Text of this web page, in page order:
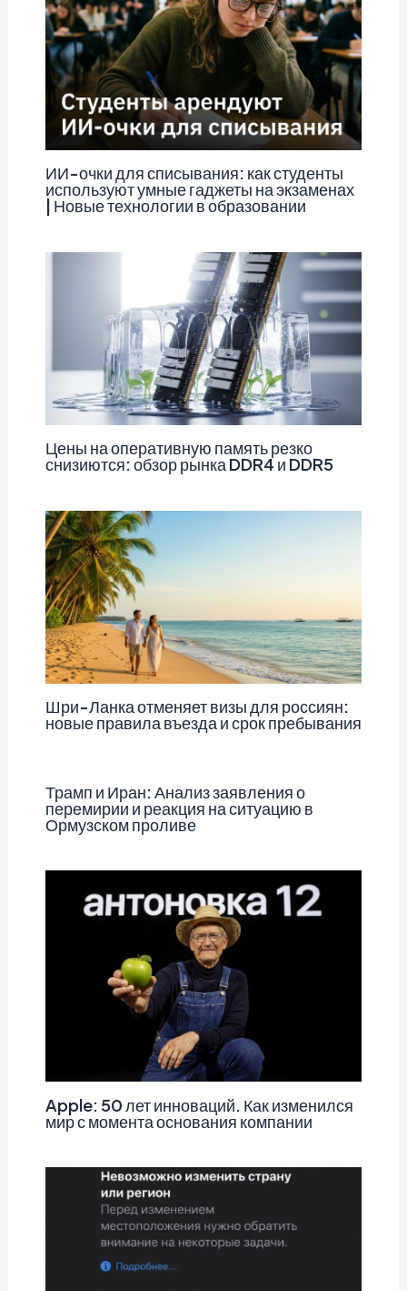
ИИ-очки для списывания: как студенты
используют умные гаджеты на экзаменах
| Новые технологии в образовании
Цены на оперативную память резко
снизиются: обзор рынка DDR4 и DDR5
Шри-Ланка отменяет визы для россиян:
новые правила въезда и срок пребывания
Трамп и Иран: Анализ заявления о
перемирии и реакция на ситуацию в
Ормузском проливе
Apple: 50 лет инноваций. Как изменился
мир с момента основания компании